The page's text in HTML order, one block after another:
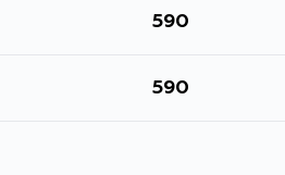
590
590